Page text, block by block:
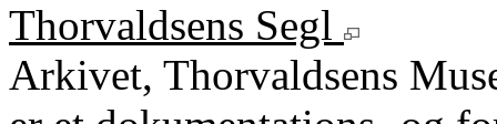
Thorvaldsens Segl
Arkivet, Thorvaldsens